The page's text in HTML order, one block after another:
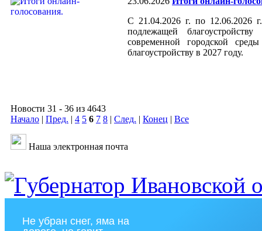
С 21.04.2026 г. по 12.06.2026
подлежащей
современной городской
благоустройству в 2027 году.
Новости 31 - 36 из 4643
Начало | Пред. | 4 5 6 7 8 | След. | Конец | Все
Наша электронная почта
Не убран снег, яма на